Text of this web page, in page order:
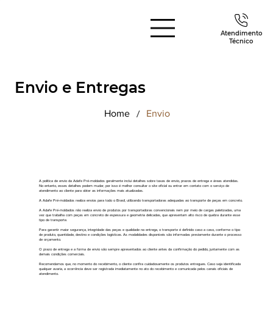
Atendimento
Técnico
Envio e Entregas
Home / Envio
A política de envio da Adafe Pré-moldados geralmente inclui detalhes sobre taxas de envio, prazos de entrega e áreas atendidas.
No entanto, esses detalhes podem mudar, por isso é melhor consultar o site oficial ou entrar em contato com o serviço de
atendimento ao cliente para obter as informações mais atualizadas.
A Adafe Pré-moldados realiza envios para todo o Brasil, utilizando transportadoras adequadas ao transporte de peças em concreto.
A Adafe Pré-moldados não realiza envio de produtos por transportadoras convencionais nem por meio de cargas paletizadas, uma
vez que trabalha com peças em concreto de espessura e geometria delicadas, que apresentam alto risco de quebra durante esse
tipo de transporte.
Para garantir maior segurança, integridade das peças e qualidade na entrega, o transporte é definido caso a caso, conforme o tipo
de produto, quantidade, destino e condições logísticas. As modalidades disponíveis são informadas previamente durante o processo
de orçamento.
O prazo de entrega e a forma de envio são sempre apresentados ao cliente antes da confirmação do pedido, juntamente com as
demais condições comerciais.
Recomendamos que, no momento do recebimento, o cliente confira cuidadosamente os produtos entregues. Caso seja identificada
qualquer avaria, a ocorrência deve ser registrada imediatamente no ato do recebimento e comunicada pelos canais oficiais de
atendimento.